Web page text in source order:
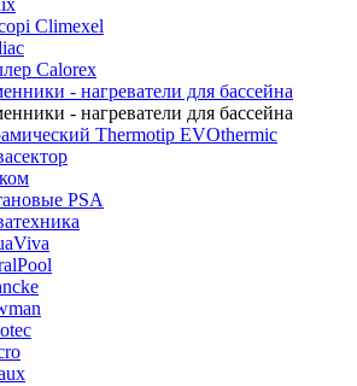
Climexel
Calorex
- нагреватели для бассейна
- нагреватели для бассейна
Thermotip EVOthermic
PSA